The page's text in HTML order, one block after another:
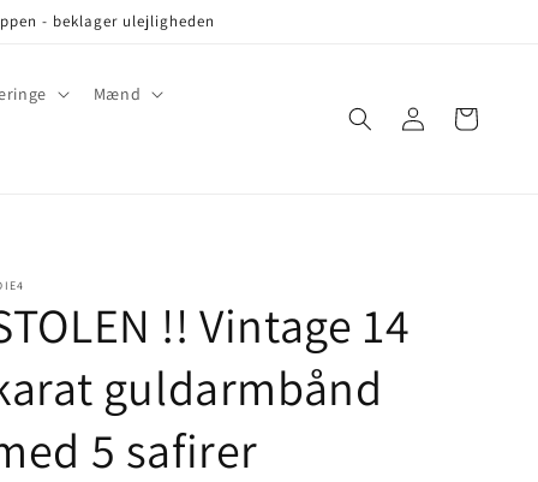
- beklager ulejligheden
Mænd
Log
in
Cart
!! Vintage 14
guldarmbånd
5 safirer